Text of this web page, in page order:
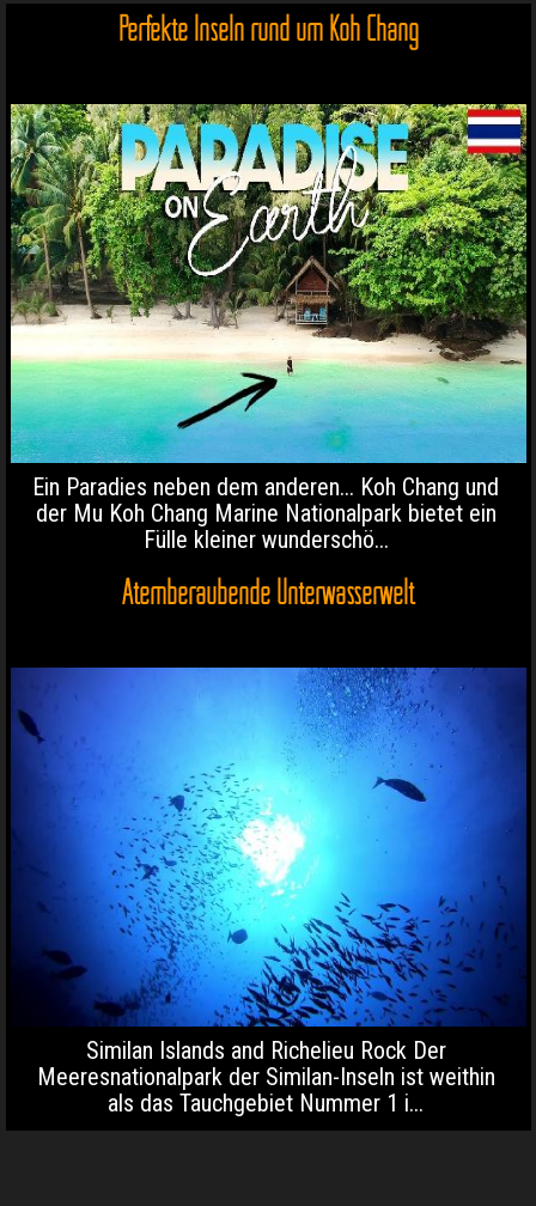
Perfekte Inseln rund um Koh Chang
Ein Paradies neben dem anderen... Koh Chang und
der Mu Koh Chang Marine Nationalpark bietet ein
Fülle kleiner wunderschö...
Atemberaubende Unterwasserwelt
Similan Islands and Richelieu Rock Der
Meeresnationalpark der Similan-Inseln ist weithin
als das Tauchgebiet Nummer 1 i...